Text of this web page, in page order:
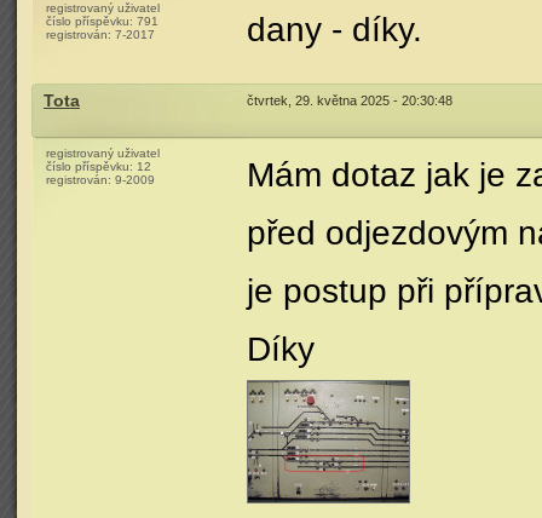
registrovaný uživatel
číslo příspěvku: 791
registrován: 7-2017 dany - díky.
Tota čtvrtek, 29. května 2025 - 20:30:48
registrovaný uživatel
číslo příspěvku: 12
registrován: 9-2009
Mám dotaz jak je
před odjezdovým
je postup při
Díky